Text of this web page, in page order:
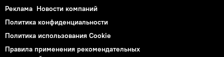
Реклама Новости компаний
Политика конфиденциальности
Политика использования Cookie
Правила применения рекомендательных